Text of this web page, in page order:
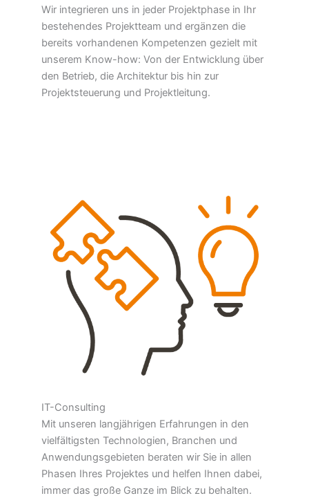
Wir integrieren uns in jeder Projektphase in Ihr
bestehendes Projektteam und ergänzen die
bereits vorhandenen Kompetenzen gezielt mit
unserem Know-how: Von der Entwicklung über
den Betrieb, die Architektur bis hin zur
Projektsteuerung und Projektleitung.
IT-Consulting
Mit unseren langjährigen Erfahrungen in den
vielfältigsten Technologien, Branchen und
Anwendungsgebieten beraten wir Sie in allen
Phasen Ihres Projektes und helfen Ihnen dabei,
immer das große Ganze im Blick zu behalten.